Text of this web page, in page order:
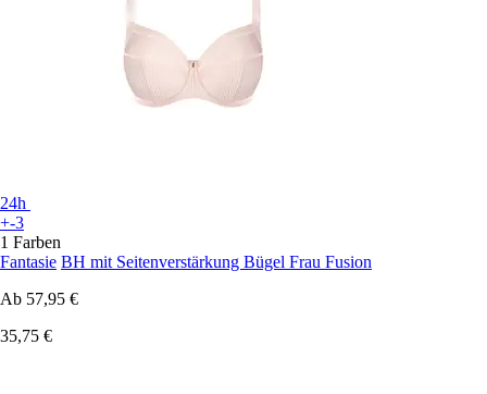
24h
+-3
1 Farben
Fantasie BH mit Seitenverstärkung Bügel Frau Fusion
Ab 57,95 €
35,75 €